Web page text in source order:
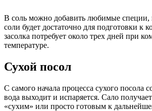
В соль можно добавить любимые специи,
соли будет достаточно для подготовки к
засолка потребует около трех дней при
температуре.
Сухой посол
С самого начала процесса сухого посола
вода выходит и испаряется. Сало
«сухим» или просто готовым к